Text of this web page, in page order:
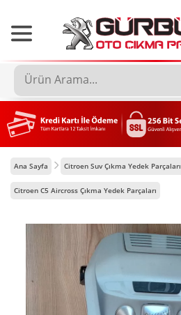
Ana Sayfa Citroen Suv Çıkma Yedek Parçaları
Citroen C5 Aircross Çıkma Yedek Parçaları